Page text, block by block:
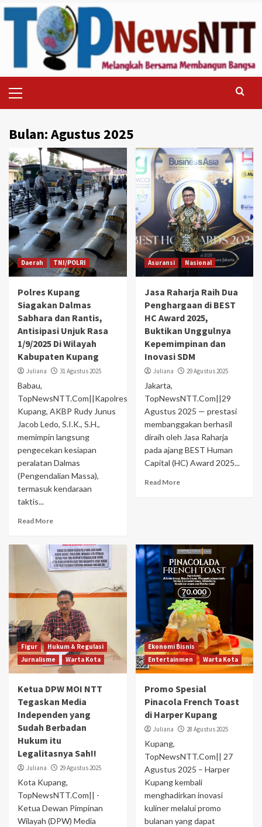
Skip
to
Menu
Bulan:Agustus 2025
Daerah TNI/POLRI
Polres Kupang
Siagakan Dalmas
Sabhara dan Rantis,
Antisipasi Unjuk Rasa
1/9/2025 Di Wilayah
Kabupaten Kupang
Juliana 31 Agustus 2025
Babau,
TopNewsNTT.Com||Kapolres
Kupang, AKBP Rudy Junus
Jacob Ledo, S.I.K., S.H.,
memimpin langsung
pengecekan kesiapan
peralatan Dalmas
(Pengendalian Massa),
termasuk kendaraan
taktis...
Read More
Asuransi Nasional
Jasa Raharja Raih Dua
Penghargaan di BEST
HC Award 2025,
Buktikan Unggulnya
Kepemimpinan dan
Inovasi SDM
Juliana 29 Agustus 2025
Jakarta,
TopNewsNTT.Com||29
Agustus 2025 — prestasi
membanggakan berhasil
diraih oleh Jasa Raharja
pada ajang BEST Human
Capital (HC) Award 2025...
Read More
Figur
Hukum & Regulasi
Jurnalisme
Warta Kota
Ketua DPW MOI NTT
Tegaskan Media
Independen yang
Sudah Berbadan
Hukum itu
Legalitasnya Sah!!
Juliana 29 Agustus 2025
Kota Kupang,
TopNewsNTT.Com|| -
Ketua Dewan Pimpinan
Wilayah (DPW) Media
Ekonomi Bisnis
Entertainmen
Warta Kota
Promo Spesial
Pinacola French Toast
di Harper Kupang
Juliana 28 Agustus 2025
Kupang,
TopNewsNTT.Com|| 27
Agustus 2025 – Harper
Kupang kembali
menghadirkan inovasi
kuliner melalui promo
bulanan yang dapat